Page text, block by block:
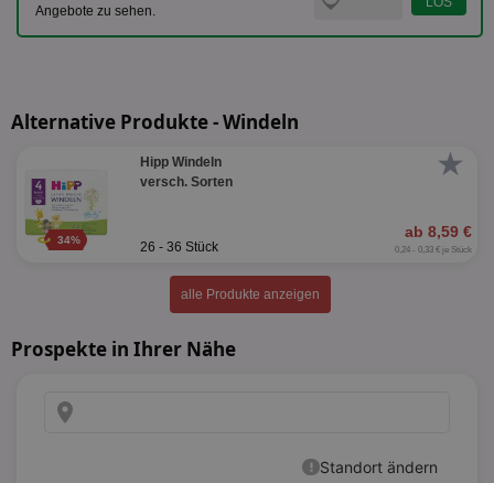
Angebote zu sehen.
Alternative Produkte - Windeln
★
34%
Hipp Windeln
versch. Sorten
ab 8,59 €
26 - 36 Stück 0,24 - 0,33 € je Stück
alle Produkte anzeigen
Prospekte in Ihrer Nähe